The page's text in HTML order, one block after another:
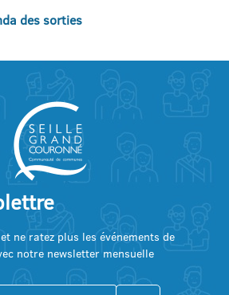
des sorties
ne ratez plus les événements de
notre newsletter mensuelle